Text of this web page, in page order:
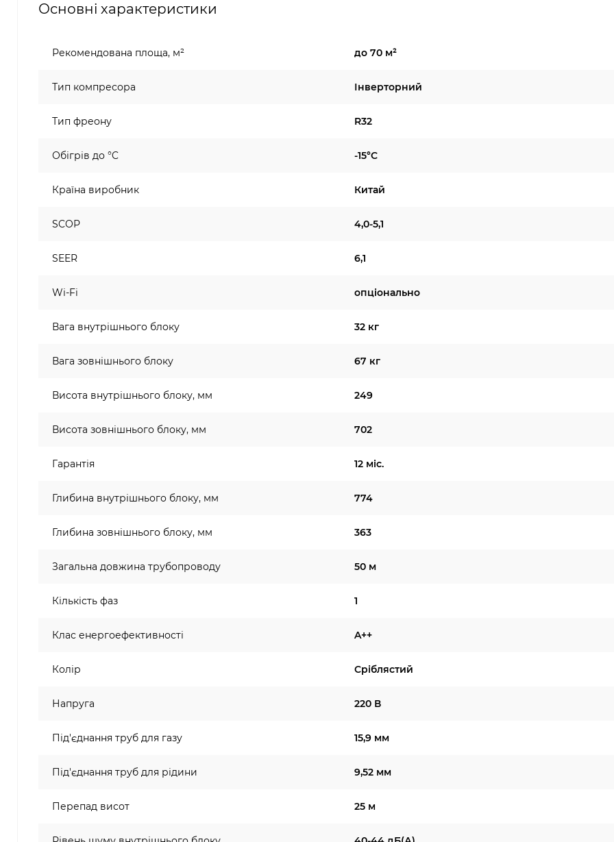
Основні характеристики
Рекомендована площа, м² до 70 м²
Тип компресора Інверторний
Тип фреону R32
Обігрів до °C -15°C
Країна виробник Китай
SCOP 4,0-5,1
SEER 6,1
Wi-Fi опціонально
Вага внутрішнього блоку 32 кг
Вага зовнішнього блоку 67 кг
Висота внутрішнього блоку, мм 249
Висота зовнішнього блоку, мм 702
Гарантія 12 міс.
Глибина внутрішнього блоку, мм 774
Глибина зовнішнього блоку, мм 363
Загальна довжина трубопроводу 50 м
Кількість фаз 1
Клас енергоефективності A++
Колір Сріблястий
Напруга 220 В
Під'єднання труб для газу 15,9 мм
Під'єднання труб для рідини 9,52 мм
Перепад висот 25 м